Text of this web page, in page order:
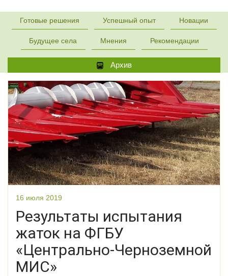
Готовые решения Успешный опыт Новации
Будущее села Мнения Рекомендации
Архив
16 июля 2019
Результаты испытания
жаток на ФГБУ
«Центрально-Черноземной
МИС»